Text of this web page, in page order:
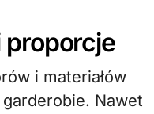
proporcje
i materiałów
Nawet